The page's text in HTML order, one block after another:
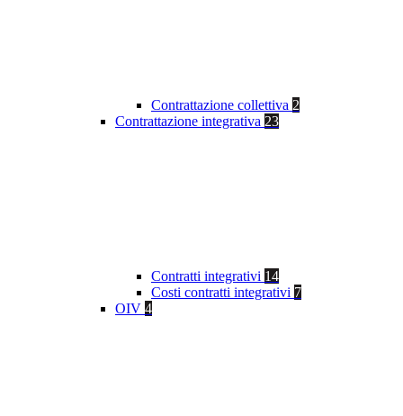
Contrattazione collettiva 2
Contrattazione integrativa 23
Contratti integrativi 14
Costi contratti integrativi 7
OIV 4